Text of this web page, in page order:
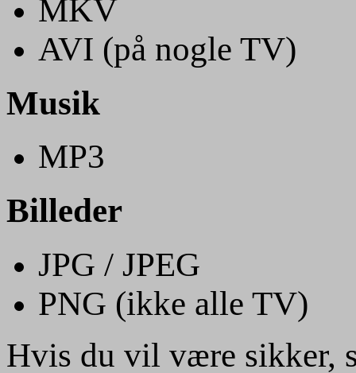
MKV
AVI (på nogle TV)
Musik
MP3
Billeder
JPG / JPEG
PNG (ikke alle TV)
Hvis du vil være sikker,